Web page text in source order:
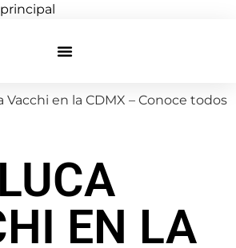
Vacchi en la CDMX – Conoce todos
EN LA